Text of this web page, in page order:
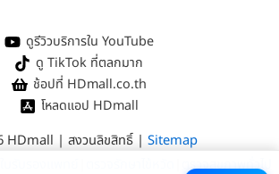
ดูรีวิวบริการใน YouTube
ดู TikTok ที่ตลกมาก
ช้อปที่ HDmall.co.th
โหลดแอป HDmall
HDmall | สงวนลิขสิทธิ์ | Sitemap
ตรวจสุขภาพทั่วไป